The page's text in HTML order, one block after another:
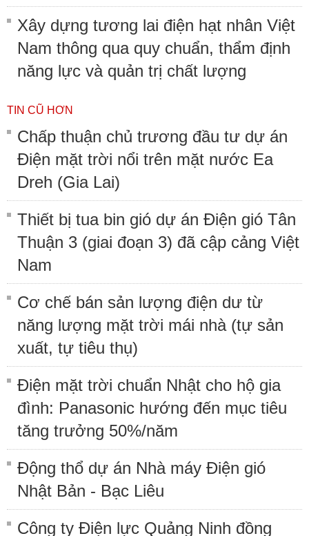
Xây dựng tương lai điện hạt nhân Việt
Nam thông qua quy chuẩn, thẩm định
năng lực và quản trị chất lượng
TIN CŨ HƠN
Chấp thuận chủ trương đầu tư dự án
Điện mặt trời nổi trên mặt nước Ea
Dreh (Gia Lai)
Thiết bị tua bin gió dự án Điện gió Tân
Thuận 3 (giai đoạn 3) đã cập cảng Việt
Nam
Cơ chế bán sản lượng điện dư từ
năng lượng mặt trời mái nhà (tự sản
xuất, tự tiêu thụ)
Điện mặt trời chuẩn Nhật cho hộ gia
đình: Panasonic hướng đến mục tiêu
tăng trưởng 50%/năm
Động thổ dự án Nhà máy Điện gió
Nhật Bản - Bạc Liêu
Công ty Điện lực Quảng Ninh đồng